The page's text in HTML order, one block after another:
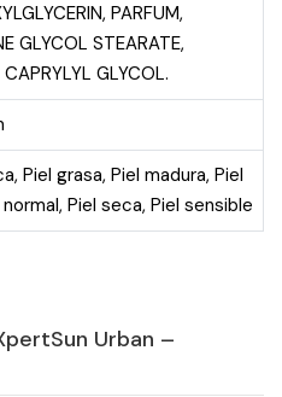
PARFUM,
GLYCOL STEARATE,
CAPRYLYL GLYCOL.
, Piel grasa, Piel madura, Piel
, Piel seca, Piel sensible
Urban –